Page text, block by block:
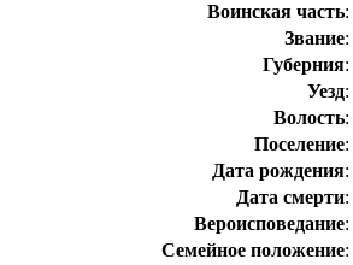
Воинская часть:
Звание:
Губерния:
Уезд:
Волость:
Поселение:
Дата рождения:
Дата смерти:
Вероисповедание:
Семейное положение: